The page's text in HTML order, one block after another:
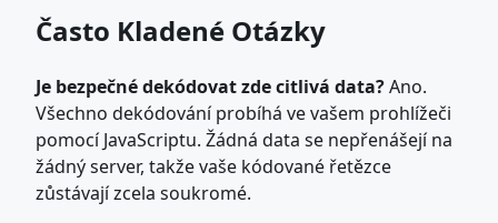
Často Kladené Otázky
Je bezpečné dekódovat zde citlivá data?Ano.
Všechno dekódování probíhá ve vašem prohlížeči
pomocí JavaScriptu. Žádná data se nepřenášejí na
žádný server, takže vaše kódované řetězce
zůstávají zcela soukromé.